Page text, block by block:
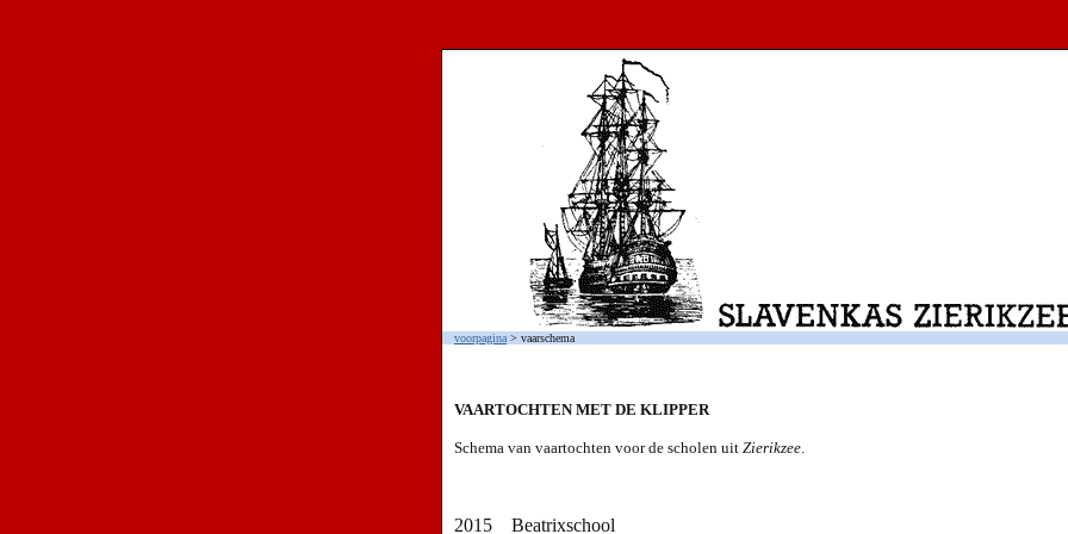
voorpagina > vaarschema
VAARTOCHTEN MET DE KLIPPER
Schema van vaartochten voor de scholen uit Zierikzee.
2015
Beatrixschool